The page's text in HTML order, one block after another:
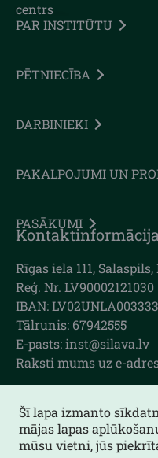
centrs
PAR INSTITŪTU
PĒTNIECĪBA
DARBINIEKI
PAKALPOJUMI UN
PASĀKUMI
Kontaktinformācija
Rīgas iela 111,
Reģ. Nr. LV90002121030
IBAN:
Tālrunis: 67942555
E-pasts: inst@silava.lv
Raksti mums uz e-
Lapas karte
Šī lapa izmanto
mājas lapas
mūsu vietni, jūs